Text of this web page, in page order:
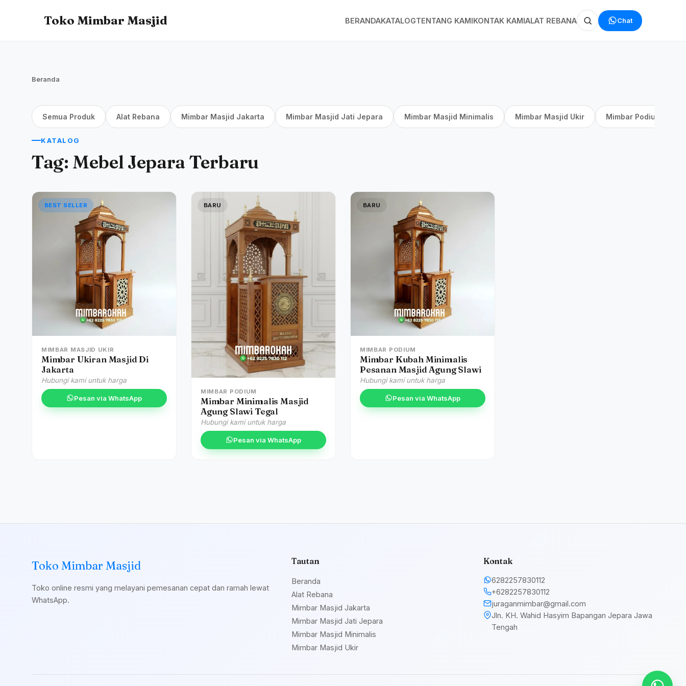
Toko Mimbar Masjid BERANDAKATALOGTENTANG KAMIKONTAK KAMIALAT REBANA Chat
Beranda
Semua Produk Alat Rebana Mimbar Masjid Jakarta Mimbar Masjid Jati Jepara Mimbar Masjid Minimalis Mimbar Masjid Ukir Mimbar Podium
KATALOG
Tag: Mebel Jepara Terbaru
BEST SELLER
MIMBAR MASJID UKIR
Mimbar Ukiran Masjid Di
Jakarta
Hubungi kami untuk harga
Pesan via WhatsApp
BARU
MIMBAR PODIUM
Mimbar Minimalis Masjid
Agung Slawi Tegal
Hubungi kami untuk harga
Pesan via WhatsApp
BARU
MIMBAR PODIUM
Mimbar Kubah Minimalis
Pesanan Masjid Agung Slawi
Hubungi kami untuk harga
Pesan via WhatsApp
Toko Mimbar Masjid
Toko online resmi yang melayani pemesanan cepat dan ramah lewat
WhatsApp.
Tautan
Beranda
Alat Rebana
Mimbar Masjid Jakarta
Mimbar Masjid Jati Jepara
Mimbar Masjid Minimalis
Mimbar Masjid Ukir
Kontak
6282257830112
+6282257830112
juraganmimbar@gmail.com
Jln. KH. Wahid Hasyim Bapangan Jepara Jawa
Tengah